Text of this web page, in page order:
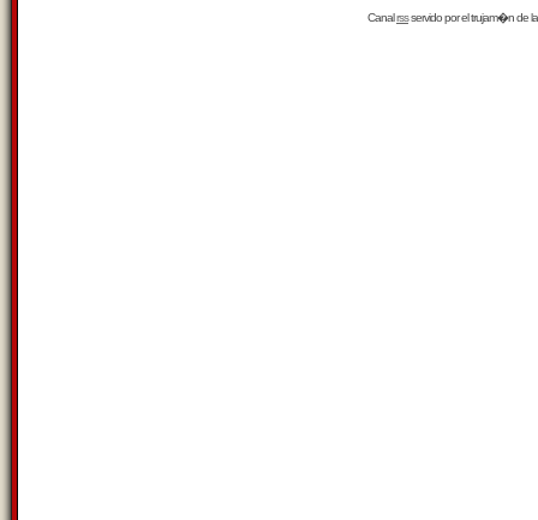
Canalrssservido por eltrujam�nde